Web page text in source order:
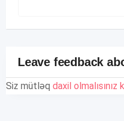
Leave feedback
Siz mütləq daxil olmalısınız